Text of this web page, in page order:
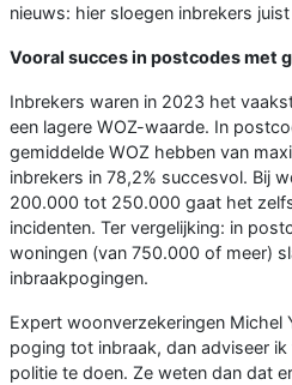
nieuws: hier sloegen inbrekers
Vooral succes in postcodes met
Inbrekers waren in 2023 het
een lagere WOZ-waarde. In
gemiddelde WOZ hebben van
inbrekers in 78,2% succesvol. Bij
200.000 tot 250.000 gaat het
incidenten. Ter vergelijking: in
woningen (van 750.000 of meer)
inbraakpogingen.
Expert woonverzekeringen Michel
poging tot inbraak, dan adviseer
politie te doen. Ze weten dan dat